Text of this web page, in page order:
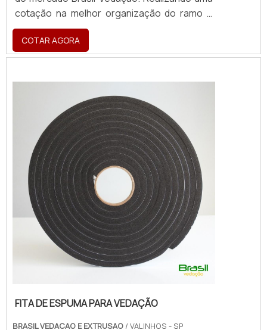
cotação na melhor organização do ramo e
descobrindo a maior referência de qualidade
da área de atuação. Quando a busca é por
fita de espuma para vedação branca, com a
ou amarelam. MAIS SOBRE FITA DE ESPUM...
COTAR AGORA
FITA DE ESPUMA PARA VEDAÇÃO
BRASIL VEDACAO E EXTRUSAO / VALINHOS - SP